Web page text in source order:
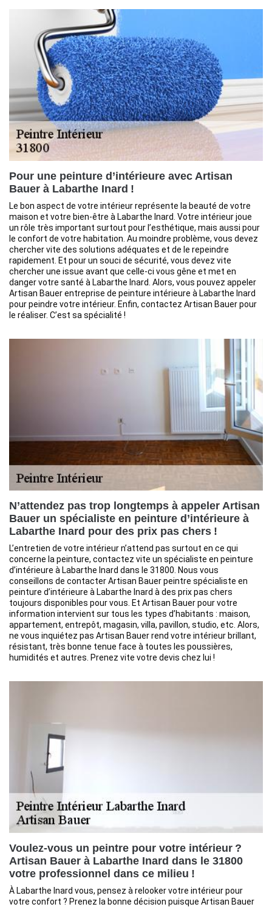
Pour une peinture d’intérieure avec Artisan
Bauer à Labarthe Inard !
Le bon aspect de votre intérieur représente la beauté de votre
maison et votre bien-être à Labarthe Inard. Votre intérieur joue
un rôle très important surtout pour l’esthétique, mais aussi pour
le confort de votre habitation. Au moindre problème, vous devez
chercher vite des solutions adéquates et de le repeindre
rapidement. Et pour un souci de sécurité, vous devez vite
chercher une issue avant que celle-ci vous gêne et met en
danger votre santé à Labarthe Inard. Alors, vous pouvez appeler
Artisan Bauer entreprise de peinture intérieure à Labarthe Inard
pour peindre votre intérieur. Enfin, contactez Artisan Bauer pour
le réaliser. C’est sa spécialité !
N’attendez pas trop longtemps à appeler Artisan
Bauer un spécialiste en peinture d’intérieure à
Labarthe Inard pour des prix pas chers !
L’entretien de votre intérieur n’attend pas surtout en ce qui
concerne la peinture, contactez vite un spécialiste en peinture
d’intérieure à Labarthe Inard dans le 31800. Nous vous
conseillons de contacter Artisan Bauer peintre spécialiste en
peinture d’intérieure à Labarthe Inard à des prix pas chers
toujours disponibles pour vous. Et Artisan Bauer pour votre
information intervient sur tous les types d’habitants : maison,
appartement, entrepôt, magasin, villa, pavillon, studio, etc. Alors,
ne vous inquiétez pas Artisan Bauer rend votre intérieur brillant,
résistant, très bonne tenue face à toutes les poussières,
humidités et autres. Prenez vite votre devis chez lui !
Voulez-vous un peintre pour votre intérieur ?
Artisan Bauer à Labarthe Inard dans le 31800
votre professionnel dans ce milieu !
À Labarthe Inard vous, pensez à relooker votre intérieur pour
votre confort ? Prenez la bonne décision puisque Artisan Bauer